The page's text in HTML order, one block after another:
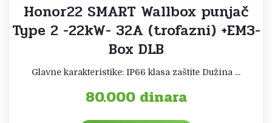
Honor22 SMART Wallbox punjač
Type 2 -22kW- 32A (trofazni) +EM3-
Box DLB
Glavne karakteristike: IP66 klasa zaštite Dužina ...
80.000 dinara